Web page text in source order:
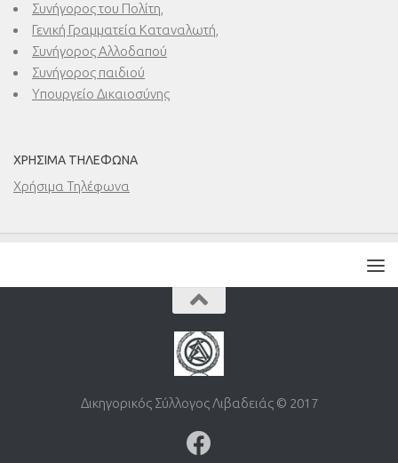
Συνήγορος του Πολίτη,
Γενική Γραμματεία Καταναλωτή,
Συνήγορος Αλλοδαπού
Συνήγορος παιδιού
Υπουργείο Δικαιοσύνης
ΧΡΉΣΙΜΑ ΤΗΛΈΦΩΝΑ
Χρήσιμα Τηλέφωνα
Δικηγορικός Σύλλογος Λιβαδειάς © 2017